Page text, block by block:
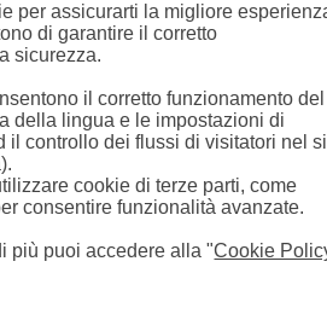
per assicurarti la migliore
di garantire il corretto
sicurezza.
il corretto funzionamento del
della lingua e le impostazioni di
il controllo dei flussi di visitatori nel
cookie di terze parti, come
consentire funzionalità avanzate.
più puoi accedere alla "Cookie